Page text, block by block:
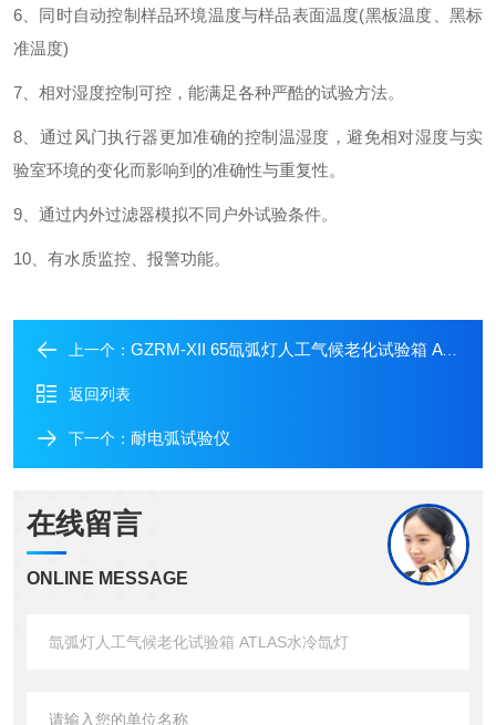
6、同时自动控制样品环境温度与样品表面温度(黑板温度、黑标
准温度)
7、相对湿度控制可控，能满足各种严酷的试验方法。
8、通过风门执行器更加准确的控制温湿度，避免相对湿度与实
验室环境的变化而影响到的准确性与重复性。
9、通过内外过滤器模拟不同户外试验条件。
10、有水质监控、报警功能。
上一个： GZRM-XII 65氙弧灯人工气候老化试验箱 ATALS同款
返回列表
下一个： 耐电弧试验仪
在线留言
ONLINE MESSAGE